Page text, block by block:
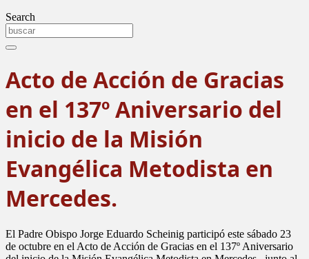
Search
Acto de Acción de Gracias
en el 137º Aniversario del
inicio de la Misión
Evangélica Metodista en
Mercedes.
El Padre Obispo Jorge Eduardo Scheinig participó este sábado 23
de octubre en el Acto de Acción de Gracias en el 137º Aniversario